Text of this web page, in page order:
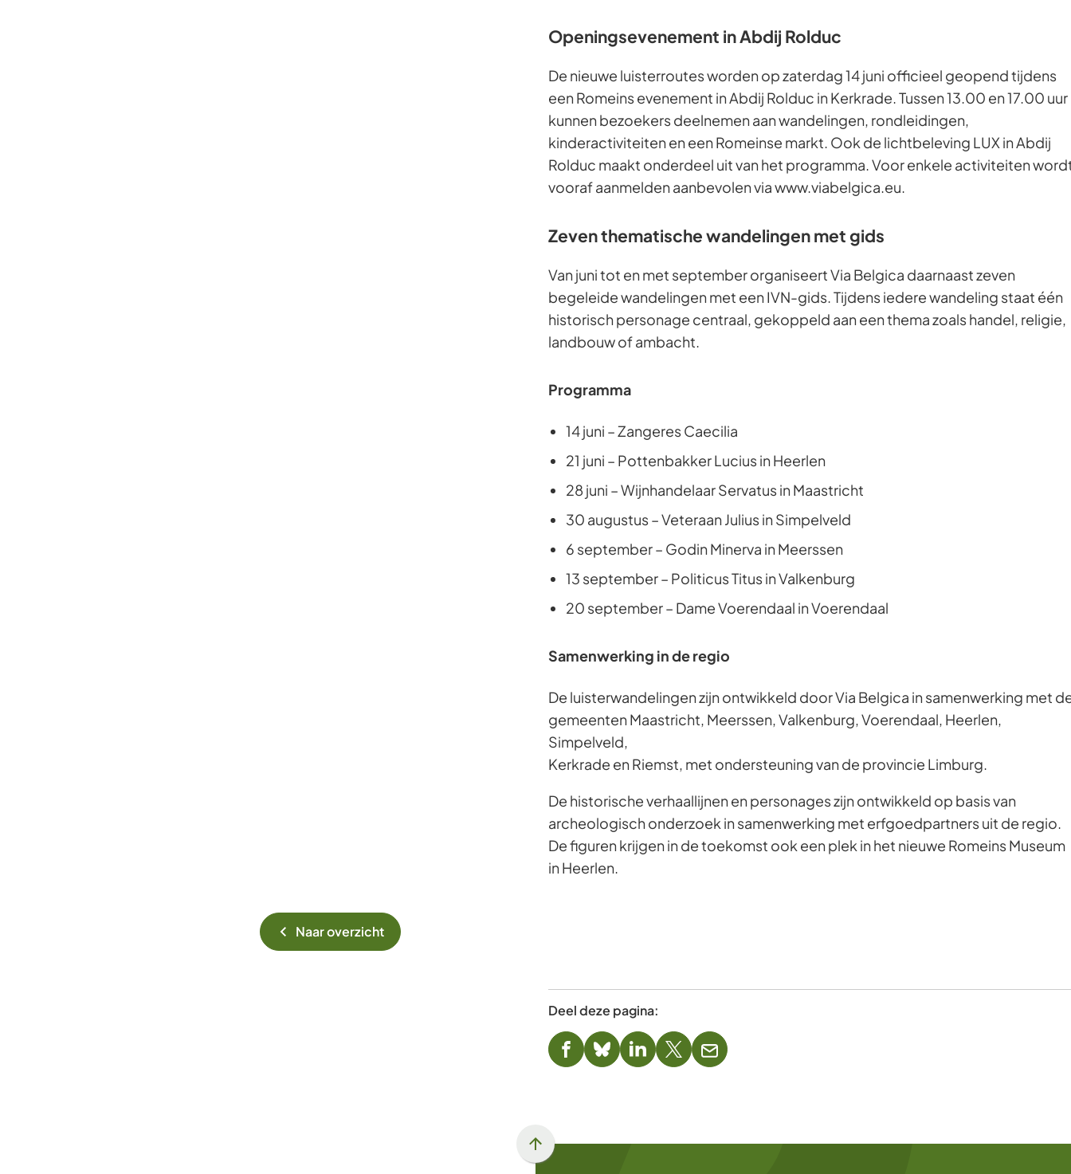
Openingsevenement in Abdij Rolduc
De nieuwe luisterroutes worden op zaterdag 14 juni officieel geopend tijdens
een Romeins evenement in Abdij Rolduc in Kerkrade. Tussen 13.00 en 17.00 uur
kunnen bezoekers deelnemen aan wandelingen, rondleidingen,
kinderactiviteiten en een Romeinse markt. Ook de lichtbeleving LUX in Abdij
Rolduc maakt onderdeel uit van het programma. Voor enkele activiteiten
vooraf aanmelden aanbevolen via www.viabelgica.eu.
Zeven thematische wandelingen met gids
Van juni tot en met september organiseert Via Belgica daarnaast zeven
begeleide wandelingen met een IVN-gids. Tijdens iedere wandeling staat één
historisch personage centraal, gekoppeld aan een thema zoals handel, religie,
landbouw of ambacht.
Programma
14 juni – Zangeres Caecilia
21 juni – Pottenbakker Lucius in Heerlen
28 juni – Wijnhandelaar Servatus in Maastricht
30 augustus – Veteraan Julius in Simpelveld
6 september – Godin Minerva in Meerssen
13 september – Politicus Titus in Valkenburg
20 september – Dame Voerendaal in Voerendaal
Samenwerking in de regio
De luisterwandelingen zijn ontwikkeld door Via Belgica in samenwerking met
gemeenten Maastricht, Meerssen, Valkenburg, Voerendaal, Heerlen,
Simpelveld,
Kerkrade en Riemst, met ondersteuning van de provincie Limburg.
De historische verhaallijnen en personages zijn ontwikkeld op basis van
archeologisch onderzoek in samenwerking met erfgoedpartners uit de regio.
De figuren krijgen in de toekomst ook een plek in het nieuwe Romeins Museum
in Heerlen.
Naar overzicht
Deel deze pagina:
(Verwijst
website)
(Verwijst
website)
(Verwijst
website)
(Verwijst
website)
(Verwijst
mailadres)
Scroll